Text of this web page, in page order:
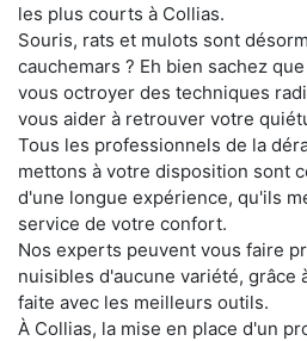
les plus courts à Collias.
Souris, rats et mulots sont
cauchemars ? Eh bien sachez
vous octroyer des techniques
vous aider à retrouver votre
Tous les professionnels de la
mettons à votre disposition sont
d'une longue expérience, qu'ils
service de votre confort.
Nos experts peuvent vous faire
nuisibles d'aucune variété, grâce
faite avec les meilleurs outils.
À Collias, la mise en place d'un